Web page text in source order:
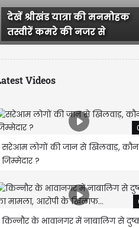
अंतर्राष्ट्रीय कुल्लू
रंग तस्वीरों के संग
Videos
सरेआम लोगों की जान से खिलवाड़,
जिम्मेदार ?
किन्नौर के भावानगर में नाबालिग से